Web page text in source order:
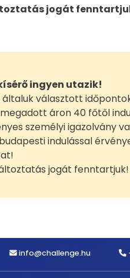
jogát
ingyen utazik!
választott
áron 40 főtől
személyi igazolvány
indulással
jogát fenntartjuk!
info@challenge.hu